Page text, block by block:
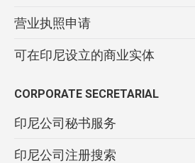
营业执照申请
可在印尼设立的商业实体
CORPORATE SECRETARIAL
印尼公司秘书服务
印尼公司注册搜索